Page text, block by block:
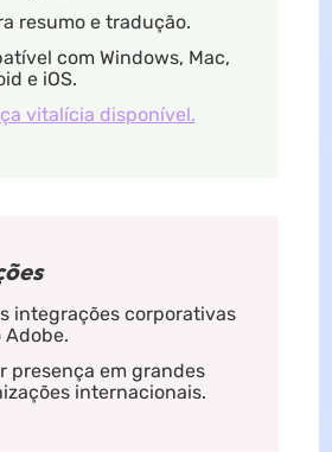
resumo e tradução.
com Windows, Mac,
e iOS.
vitalícia disponível.
integrações corporativas
Adobe.
presença em grandes
internacionais.